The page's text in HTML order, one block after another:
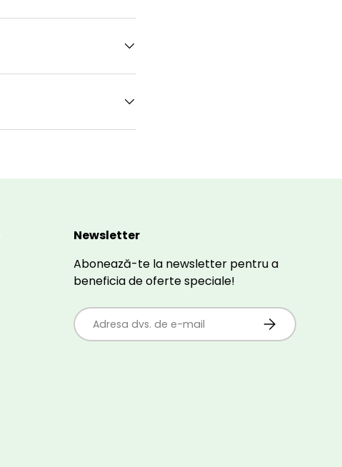
Newsletter
Abonează-te la newsletter pentru a
beneficia de oferte speciale!
E-mail ABONEAZĂ-TE